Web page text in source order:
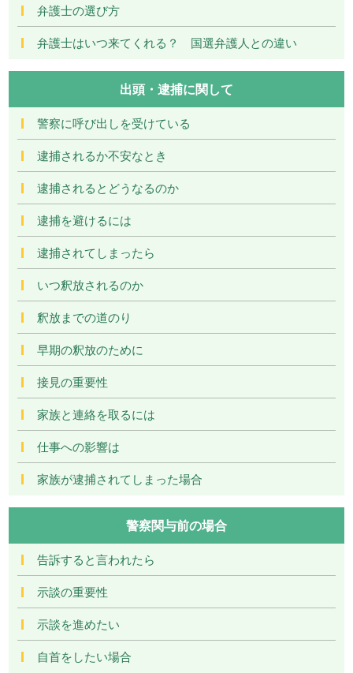
弁護士の選び方
弁護士はいつ来てくれる？ 国選弁護人との違い
出頭・逮捕に関して
警察に呼び出しを受けている
逮捕されるか不安なとき
逮捕されるとどうなるのか
逮捕を避けるには
逮捕されてしまったら
いつ釈放されるのか
釈放までの道のり
早期の釈放のために
接見の重要性
家族と連絡を取るには
仕事への影響は
家族が逮捕されてしまった場合
警察関与前の場合
告訴すると言われたら
示談の重要性
示談を進めたい
自首をしたい場合